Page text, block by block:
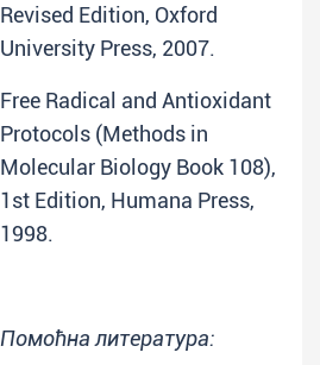
Revised Edition, Oxford
University Press, 2007.
Free Radical and Antioxidant
Protocols (Methods in
Molecular Biology Book 108),
1st Edition, Humana Press,
1998.
Помоћна литература: